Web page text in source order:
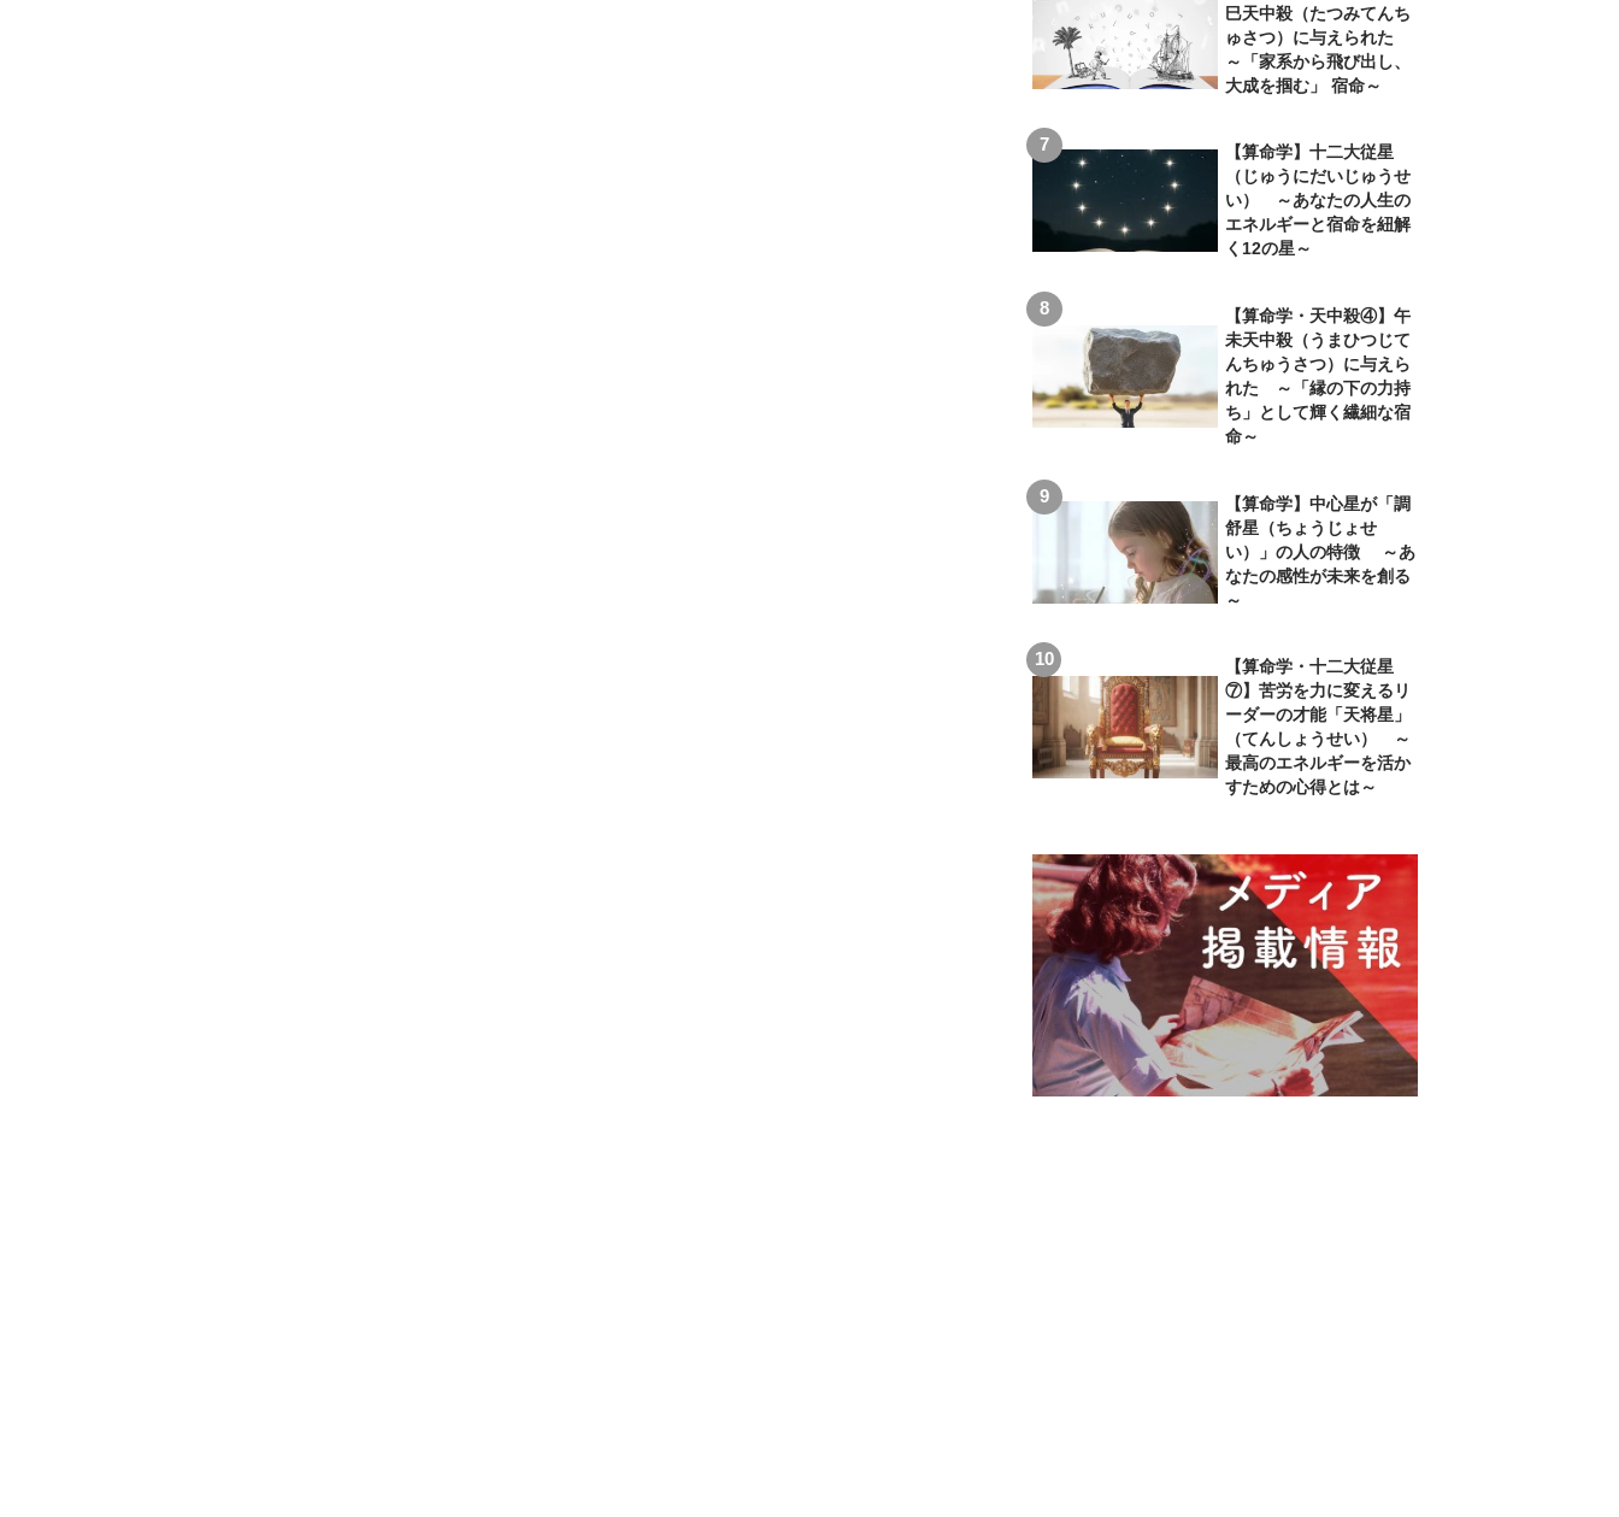
巳天中殺（たつみてんち
ゅさつ）に与えられた
～「家系から飛び出し、
大成を掴む」 宿命～
【算命学】十二大従星
（じゅうにだいじゅうせ
い） ～あなたの人生の
エネルギーと宿命を紐解
く12の星～
【算命学・天中殺④】午
未天中殺（うまひつじて
んちゅうさつ）に与えら
れた ～「縁の下の力持
ち」として輝く繊細な宿
命～
【算命学】中心星が「調
舒星（ちょうじょせ
い）」の人の特徴 ～あ
なたの感性が未来を創る
～
【算命学・十二大従星
⑦】苦労を力に変えるリ
ーダーの才能「天将星」
（てんしょうせい） ～
最高のエネルギーを活か
すための心得とは～